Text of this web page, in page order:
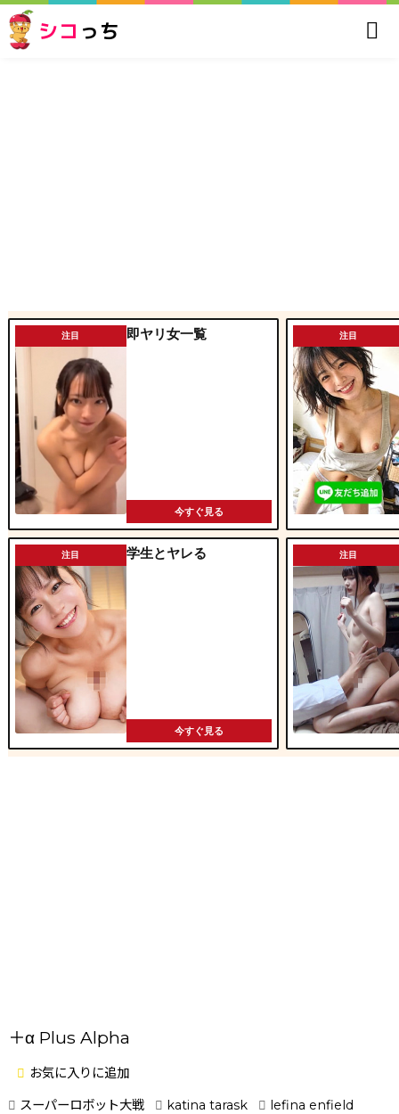
シコ っち
注目 即ヤリ女一覧
今すぐ見る
注目 学生とヤレる
今すぐ見る
注目
注目
＋α Plus Alpha
お気に入りに追加
スーパーロボット大戦
katina tarask
lefina enfield